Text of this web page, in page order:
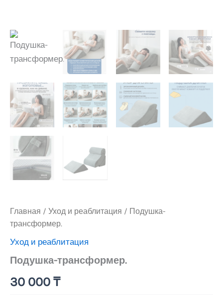
Главная / Уход и реаблитация / Подушка-
трансформер.
Уход и реаблитация
Подушка-трансформер.
30 000 ₸